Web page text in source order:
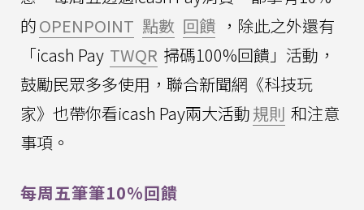
的OPENPOINT 點數 回饋 ，除此之外還有
「icash Pay TWQR 掃碼100%回饋」活動，
鼓勵民眾多多使用，聯合新聞網《科技玩
家》也帶你看icash Pay兩大活動規則 和注意
事項。
每周五筆筆10%回饋